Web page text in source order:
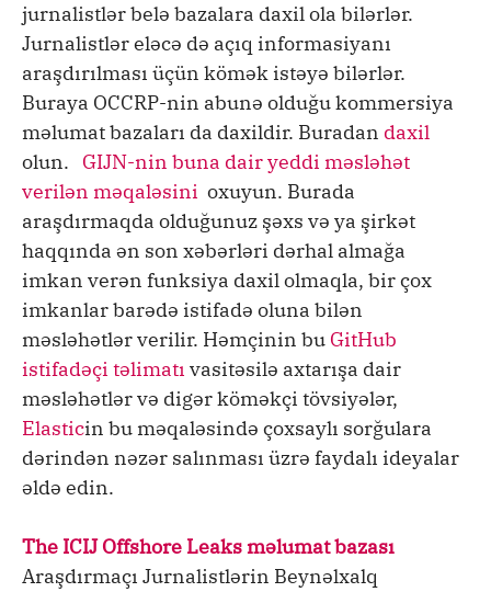
jurnalistlər belə bazalara daxil ola bilərlər.
Jurnalistlər eləcə də açıq informasiyanı
araşdırılması üçün kömək istəyə bilərlər.
Buraya OCCRP-nin abunə olduğu kommersiya
məlumat bazaları da daxildir. Buradan daxil
olun.
GIJN-nin buna dair yeddi məsləhət
verilən məqaləsini oxuyun. Burada
araşdırmaqda olduğunuz şəxs və ya şirkət
haqqında ən son xəbərləri dərhal almağa
imkan verən funksiya daxil olmaqla, bir çox
imkanlar barədə istifadə oluna bilən
məsləhətlər verilir. Həmçinin bu GitHub
istifadəçi təlimatı vasitəsilə axtarışa dair
məsləhətlər və digər köməkçi tövsiyələr,
Elasticin bu məqaləsində çoxsaylı sorğulara
dərindən nəzər salınması üzrə faydalı ideyalar
əldə edin.
The ICIJ Offshore Leaks məlumat bazası
Araşdırmaçı Jurnalistlərin Beynəlxalq